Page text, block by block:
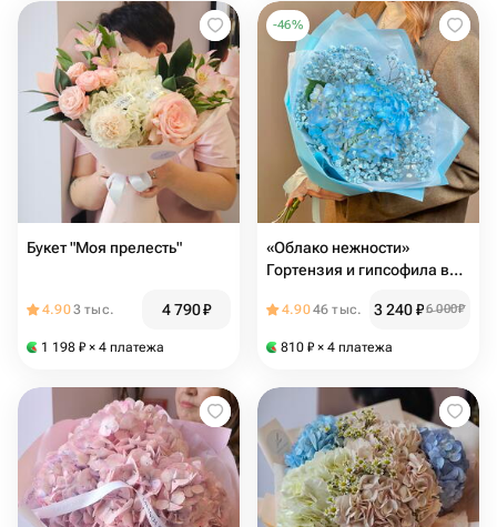
Букет "Моя прелесть"
4.903 тыс. 4 790₽
1 198 ₽ × 4 платежа
-46%
«Облако нежности»
Гортензия и гипсофила в
доставкой в Москве
4.9046 тыс. 3 240₽6 000₽
810 ₽ × 4 платежа